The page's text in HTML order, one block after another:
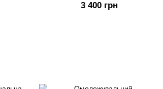
3 400 грн